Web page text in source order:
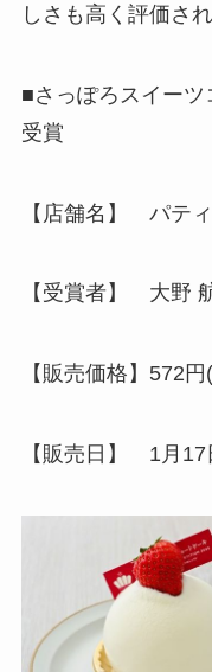
しさも高く評価され
■さっぽろスイー
受賞
【店舗名】 パテ
【受賞者】 大野
【販売価格】572
【販売日】 1月17